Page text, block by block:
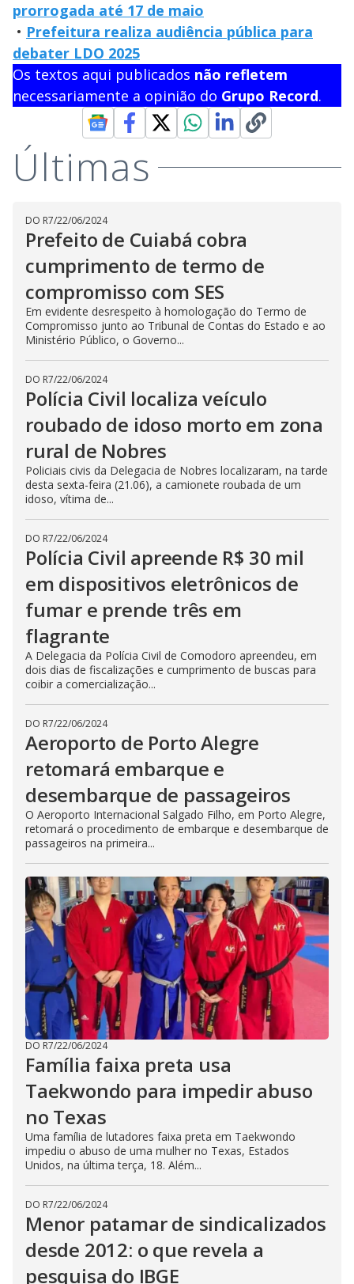
prorrogada até 17 de maio
• Prefeitura realiza audiência pública para
debater LDO 2025
Os textos aqui publicados não refletem
necessariamente a opinião do Grupo Record.
Últimas
DO R7/22/06/2024
Prefeito de Cuiabá cobra
cumprimento de termo de
compromisso com SES
Em evidente desrespeito à homologação do Termo de
Compromisso junto ao Tribunal de Contas do Estado e ao
Ministério Público, o Governo...
DO R7/22/06/2024
Polícia Civil localiza veículo
roubado de idoso morto em zona
rural de Nobres
Policiais civis da Delegacia de Nobres localizaram, na tarde
desta sexta-feira (21.06), a camionete roubada de um
idoso, vítima de...
DO R7/22/06/2024
Polícia Civil apreende R$ 30 mil
em dispositivos eletrônicos de
fumar e prende três em
flagrante
A Delegacia da Polícia Civil de Comodoro apreendeu, em
dois dias de fiscalizações e cumprimento de buscas para
coibir a comercialização...
DO R7/22/06/2024
Aeroporto de Porto Alegre
retomará embarque e
desembarque de passageiros
O Aeroporto Internacional Salgado Filho, em Porto Alegre,
retomará o procedimento de embarque e desembarque de
passageiros na primeira...
DO R7/22/06/2024
Família faixa preta usa
Taekwondo para impedir abuso
no Texas
Uma família de lutadores faixa preta em Taekwondo
impediu o abuso de uma mulher no Texas, Estados
Unidos, na última terça, 18. Além...
DO R7/22/06/2024
Menor patamar de sindicalizados
desde 2012: o que revela a
pesquisa do IBGE